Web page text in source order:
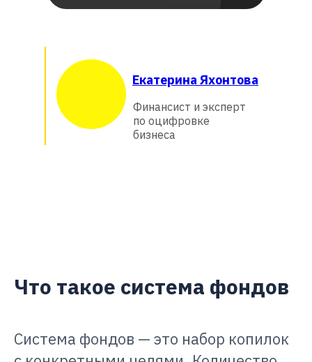
Екатерина Яхонтова
Финансист и эксперт
по оцифровке
бизнеса
Что такое система фондов
Система фондов — это набор копилок